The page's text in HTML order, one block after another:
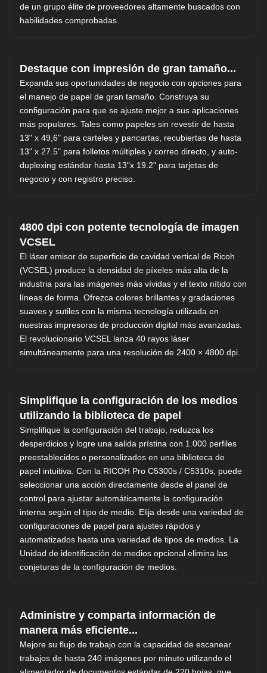
de un grupo élite de proveedores altamente buscados con
habilidades comprobadas.
Destaque con impresión de gran tamaño...
Expanda sus oportunidades de negocio con opciones para
el manejo de papel de gran tamaño. Construya su
configuración para que se ajuste mejor a sus aplicaciones
más populares. Tales como papeles sin revestir de hasta
13" x 49,6" para carteles y pancartas, recubiertas de hasta
13" x 27.5" para folletos múltiples y correo directo, y auto-
duplexing estándar hasta 13"x 19.2" para tarjetas de
negocio y con registro preciso.
4800 dpi con potente tecnología de imagen
VCSEL
El láser emisor de superficie de cavidad vertical de Ricoh
(VCSEL) produce la densidad de píxeles más alta de la
industria para las imágenes más vívidas y el texto nítido con
líneas de forma. Ofrezca colores brillantes y gradaciones
suaves y sutiles con la misma tecnología utilizada en
nuestras impresoras de producción digital más avanzadas.
El revolucionario VCSEL lanza 40 rayos láser
simultáneamente para una resolución de 2400 × 4800 dpi.
Simplifique la configuración de los medios
utilizando la biblioteca de papel
Simplifique la configuración del trabajo, reduzca los
desperdicios y logre una salida prístina con 1.000 perfiles
preestablecidos o personalizados en una biblioteca de
papel intuitiva. Con la RICOH Pro C5300s / C5310s, puede
seleccionar una acción directamente desde el panel de
control para ajustar automáticamente la configuración
interna según el tipo de medio. Elija desde una variedad de
configuraciones de papel para ajustes rápidos y
automatizados hasta una variedad de tipos de medios. La
Unidad de identificación de medios opcional elimina las
conjeturas de la configuración de medios.
Administre y comparta información de
manera más eficiente...
Mejore su flujo de trabajo con la capacidad de escanear
trabajos de hasta 240 imágenes por minuto utilizando el